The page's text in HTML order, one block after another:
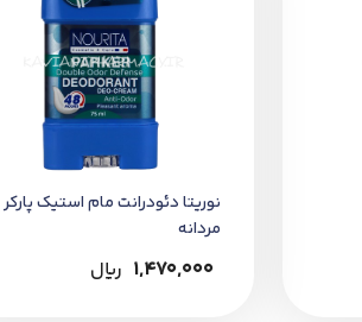
نوریتا دئودرانت مام استیک پارکر
مردانه
1,470,000 ﷼